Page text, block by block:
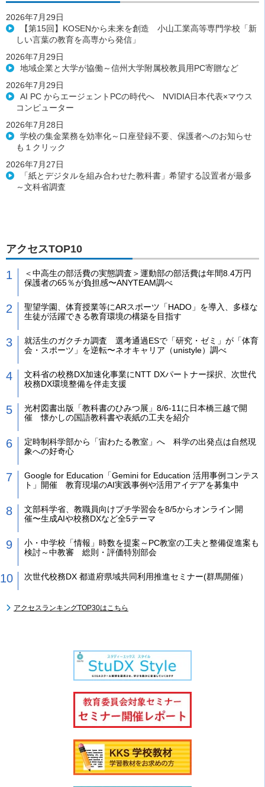
2026年7月29日
【第15回】KOSENから未来を創造 小山工業高等専門学校「新
しい言葉の教育を高専から発信」
2026年7月29日
地域企業と大学が協働～信州大学附属校教員用PC寄贈など
2026年7月29日
AI PC からエージェントPCの時代へ NVIDIA日本代表×マウス
コンピューター
2026年7月28日
学校の集金業務を効率化～口座登録不要、保護者へのお知らせ
も１クリック
2026年7月27日
「紙とデジタルを組み合わせた教科書」希望する設置者が最多
～文科省調査
アクセスTOP10
＜中高生の部活費の実態調査＞運動部の部活費は年間8.4万円
保護者の65％が負担感〜ANYTEAM調べ
聖望学園、体育授業等にARスポーツ「HADO」を導入、多様な
生徒が活躍できる教育環境の構築を目指す
就活生のガクチカ調査 選考通過ESで「研究・ゼミ」が「体育
会・スポーツ」を逆転〜ネオキャリア（unistyle）調べ
文科省の校務DX加速化事業にNTT DXパートナー採択、次世代
校務DX環境整備を伴走支援
光村図書出版「教科書のひみつ展」8/6-11に日本橋三越で開
催 懐かしの国語教科書や表紙の工夫を紹介
定時制科学部から「宙わたる教室」へ 科学の出発点は自然現
象への好奇心
Google for Education「Gemini for Education 活用事例コンテス
ト」開催 教育現場のAI実践事例や活用アイデアを募集中
文部科学省、教職員向けプチ学習会を8/5からオンライン開
催〜生成AIや校務DXなど全5テーマ
小・中学校「情報」時数を提案～PC教室の工夫と整備促進案も
検討～中教審 総則・評価特別部会
次世代校務DX 都道府県域共同利用推進セミナー(群馬開催）
アクセスランキングTOP30はこちら